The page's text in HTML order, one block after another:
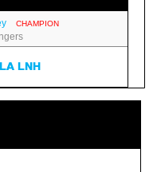
CHAMPION
LNH